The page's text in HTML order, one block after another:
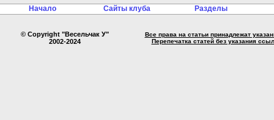
Начало Сайты клуба Разделы
© Copyright "Весельчак У"
2002-2024
Все права на статьи принадлежат
Перепечатка статей без указания